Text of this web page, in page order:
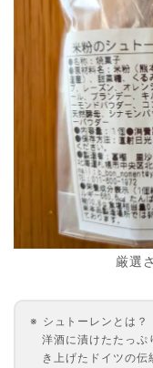
厳選
シュトーレンとは？
洋酒に漬けたたっぷ
き上げたドイツの